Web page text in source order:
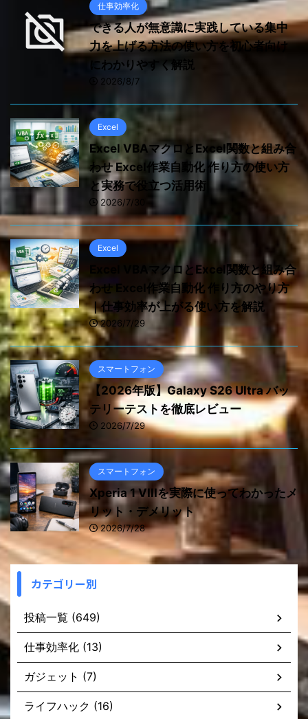
仕事効率化
できる人が無意識に実践している集中
力を上げる方法の使い方を初心者向け
にわかりやすく解説
2026/8/7
Excel
Excel VBAマクロとExcel関数と組み合
わせ Excel作業自動化 作り方の使い方
と実務で役立つ活用術
2026/7/30
Excel
Excel VBAマクロとExcel関数と組み合
わせ Excel作業自動化 作り方のやり方
｜仕事効率が上がる使い方を解説
2026/7/29
スマートフォン
【2026年版】Galaxy S26 Ultra バッ
テリーテストを徹底レビュー
2026/7/29
スマートフォン
Xperia 1 VIIIを実際に使ってわかったメ
リット・デメリット
2026/7/28
カテゴリー別
投稿一覧 (649)
仕事効率化 (13)
ガジェット (7)
ライフハック (16)